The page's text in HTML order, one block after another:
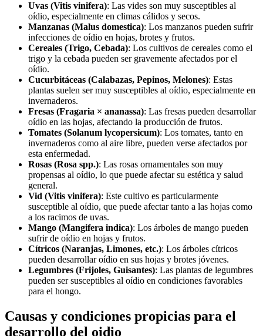
Uvas (Vitis vinifera): Las vides son muy susceptibles al
oídio, especialmente en climas cálidos y secos.
Manzanas (Malus domestica): Los manzanos pueden sufrir
infecciones de oídio en hojas, brotes y frutos.
Cereales (Trigo, Cebada): Los cultivos de cereales como el
trigo y la cebada pueden ser gravemente afectados por el
oídio.
Cucurbitáceas (Calabazas, Pepinos, Melones): Estas
plantas suelen ser muy susceptibles al oídio, especialmente en
invernaderos.
Fresas (Fragaria × ananassa): Las fresas pueden desarrollar
oídio en las hojas, afectando la producción de frutos.
Tomates (Solanum lycopersicum): Los tomates, tanto en
invernaderos como al aire libre, pueden verse afectados por
esta enfermedad.
Rosas (Rosa spp.): Las rosas ornamentales son muy
propensas al oídio, lo que puede afectar su estética y salud
general.
Vid (Vitis vinifera): Este cultivo es particularmente
susceptible al oídio, que puede afectar tanto a las hojas como
a los racimos de uvas.
Mango (Mangifera indica): Los árboles de mango pueden
sufrir de oídio en hojas y frutos.
Cítricos (Naranjas, Limones, etc.): Los árboles cítricos
pueden desarrollar oídio en sus hojas y brotes jóvenes.
Legumbres (Frijoles, Guisantes): Las plantas de legumbres
pueden ser susceptibles al oídio en condiciones favorables
para el hongo.
Causas y condiciones propicias para el
desarrollo del oidio